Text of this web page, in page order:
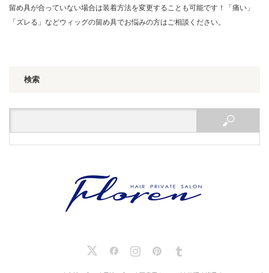
留め具が合っていない場合は装着方法を変更することも可能です！「痛い」
「ズレる」などウィッグの留め具でお悩みの方はご相談ください。
検索
FacebookInstagramPinterest